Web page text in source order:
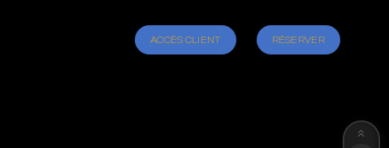
ACCÈS CLIENT RÉSERVER
Dark